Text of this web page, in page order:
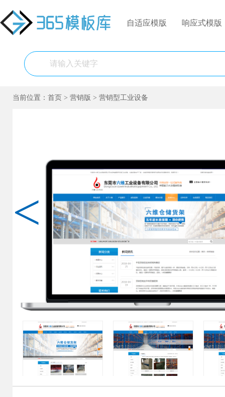
自适应模版 响应式模版
当前位置： 首页 > 营销版 > 营销型工业设备
<